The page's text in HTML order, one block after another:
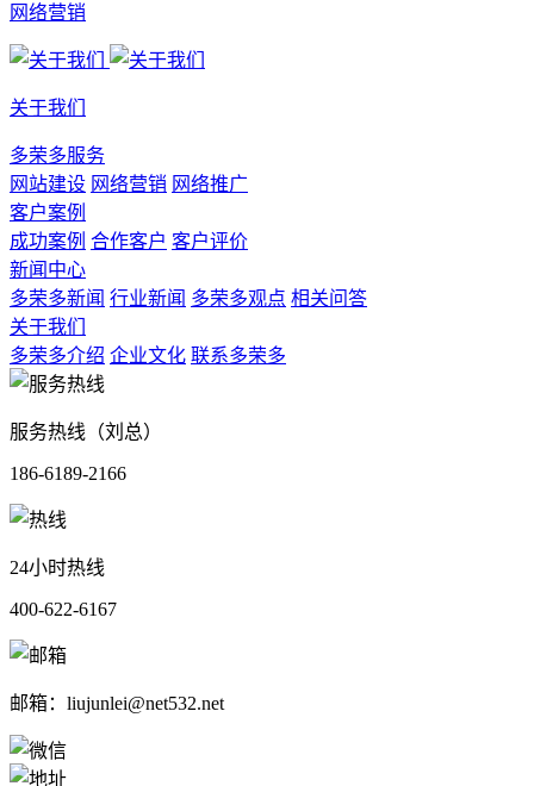
网络营销
关于我们
多荣多服务
网站建设 网络营销 网络推广
客户案例
成功案例 合作客户 客户评价
新闻中心
多荣多新闻 行业新闻 多荣多观点 相关问答
关于我们
多荣多介绍 企业文化 联系多荣多
服务热线（刘总）
186-6189-2166
24小时热线
400-622-6167
邮箱：liujunlei@net532.net